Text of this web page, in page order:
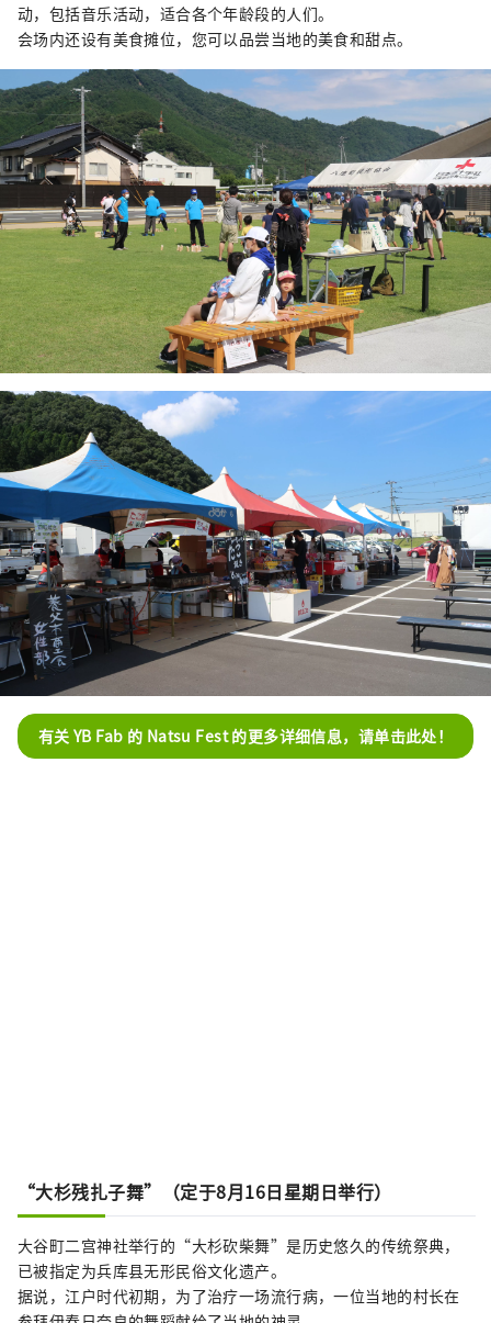
动，包括音乐活动，适合各个年龄段的人们。
会场内还设有美食摊位，您可以品尝当地的美食和甜点。
有关 YB Fab 的 Natsu Fest 的更多详细信息，请单击此处！
“大杉残扎子舞”（定于8月16日星期日举行）
大谷町二宫神社举行的“大杉砍柴舞”是历史悠久的传统祭典，
已被指定为兵库县无形民俗文化遗产。
据说，江户时代初期，为了治疗一场流行病，一位当地的村长在